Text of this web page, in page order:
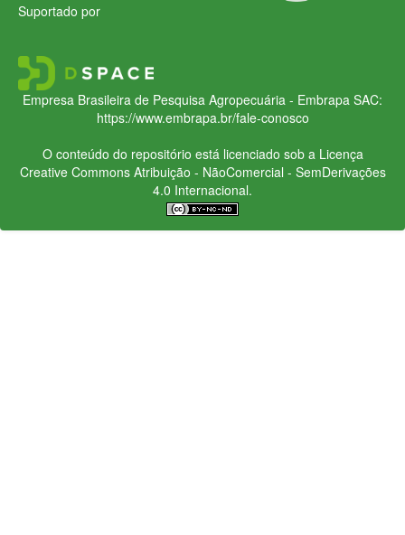
Suportado por
Empresa Brasileira de Pesquisa Agropecuária - Embrapa SAC:
https://www.embrapa.br/fale-conosco
O conteúdo do repositório está licenciado sob a Licença
Creative CommonsAtribuição - NãoComercial - SemDerivações
4.0 Internacional.